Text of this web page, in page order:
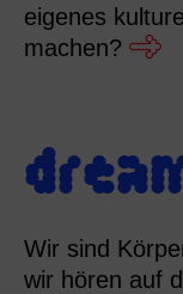
eigenes
machen?
Wir sind
wir hören auf